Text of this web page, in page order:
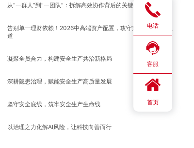
从“一群人”到“一团队”：拆解高效协作背后的关键共识
告别单一理财依赖！2026中高端资产配置，攻守兼备才是财富王
道
凝聚全员合力，构建安全生产共治新格局
深耕隐患治理，赋能安全生产高质量发展
坚守安全底线，筑牢安全生产生命线
以治理之力化解AI风险，让科技向善而行
电话
客服
首页